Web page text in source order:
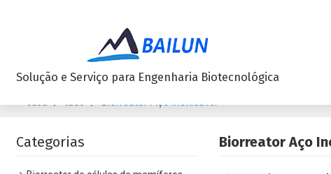
Solução e Serviço para Engenharia Biotecnológica
/ / Biorreator Aço inoxidável
Categorias Biorreator Aço